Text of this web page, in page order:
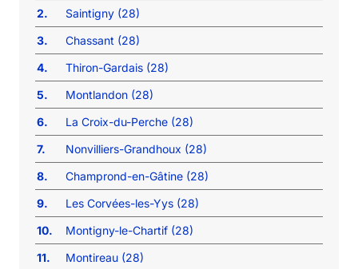
2.
Saintigny (28)
3.
Chassant (28)
4.
Thiron-Gardais (28)
5.
Montlandon (28)
6.
La Croix-du-Perche (28)
7.
Nonvilliers-Grandhoux (28)
8.
Champrond-en-Gâtine (28)
9.
Les Corvées-les-Yys (28)
10.
Montigny-le-Chartif (28)
11.
Montireau (28)